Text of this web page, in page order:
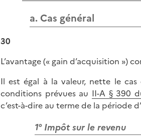
a. Cas général
30
L’avantage (« gain d’acquisition
Il est égal à la valeur, nette le
conditions prévues au II-A § 390
c’est-à-dire au terme de la période
1° Impôt sur le revenu